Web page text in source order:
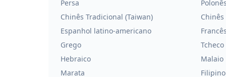
Persa
Chinês Tradicional (Taiwan)
Espanhol latino-americano
Grego
Tcheco
Hebraico
Malaio
Marata
Filipino